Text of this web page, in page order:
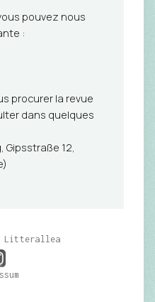
pouvez nous
:
procurer la revue
dans quelques
Gipsstraße 12,
Litterallea